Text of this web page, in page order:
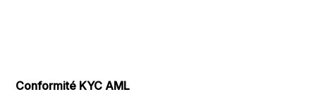
Conformité KYC AML